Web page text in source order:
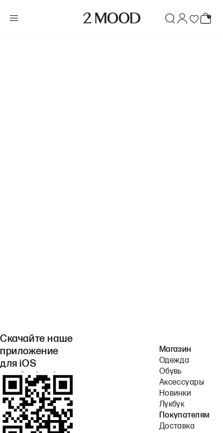
Скачайте наше
приложение
для iOS
или Android.
Магазин
Одежда
Обувь
Аксессуары
Новинки
Лукбук
Покупателям
Доставка